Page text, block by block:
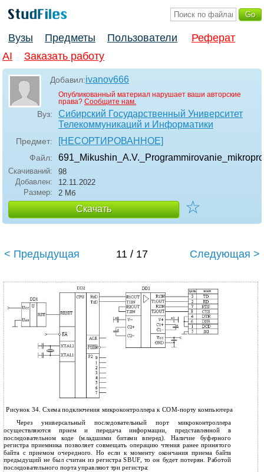
Вузы Предметы Пользователи
Реферат
AI
Заказать работу
Добавил:ivanov666
Опубликованный материал нарушает ваши авторские
права? Сообщите нам.
Вуз:
Сибирский Государственный Университет
Телекоммуникаций и Информатики
Предмет: [НЕСОРТИРОВАННОЕ]
Файл:
Скачиваний:
98
Добавлен:
12.11.2022
Размер:
2 Мб
Скачать ☆
< Предыдущая 11 / 17 Следующая >
Рисунок 34. Схема подключения микроконтроллера к COM-порту компьютера
Через универсальный последовательный порт микроконтроллера
осуществляются прием и передача информации, представленной в
последовательном коде (младшими битами вперед). Наличие буферного
регистра приемника позволяет совмещать операцию чтения ранее принятого
байта с приемом очередного. Но если к моменту окончания приема байта
предыдущий не был считан из регистра SBUF, то он будет потерян. Работой
последовательного порта управляют три регистра: